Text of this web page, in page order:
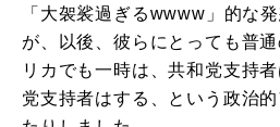
「大袈裟過ぎるwwww」的な
が、以後、彼らにとっても普
リカでも一時は、共和党支持
党支持者はする、という政治